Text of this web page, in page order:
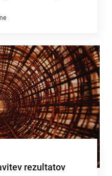
rezultatov